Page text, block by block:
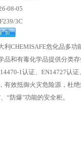
08-05
3C
利CHEMISAFE危化品多
品和有毒化学品提供分类
1认证、EN14727认
有效抵御火灾危险源，杜
“防爆"功能的安全柜。